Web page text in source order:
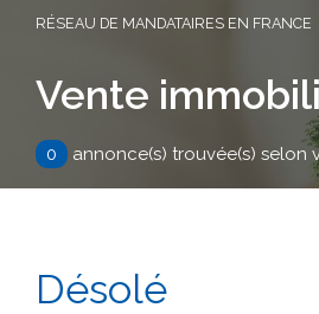
RÉSEAU DE MANDATAIRES EN FRANCE
Vente
0 annonce(s) trouvée(s) selon
Désolé